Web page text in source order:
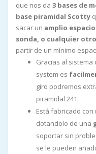
que nos da 3 bases de
base piramidal Scotty
sacar un amplio
sonda, o cualquier
partir de un mínimo
Gracias al sistema
system es
giro podremos
piramidal 241.
Está fabricado con
dotandolo de una
soportar sin
se le pueden